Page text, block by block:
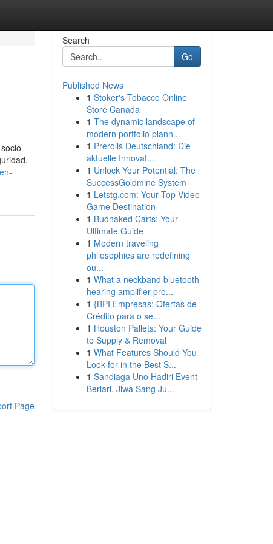
Page
Search
Go
Published News
1 Stoker's Tobacco Online
Store Canada
1 The dynamic landscape of
modern portfolio plann...
1 Prerolls Deutschland: Die
aktuelle Innovat...
1 Unlock Your Potential: The
SuccessGoldmine System
1 Letstg.com: Your Top Video
Game Destination
1 Budnaked Carts: Your
Ultimate Guide
1 Modern traveling
philosophies are redefining
ou...
1 What a neckband bluetooth
hearing amplifier pro...
1 {BPI Empresas: Ofertas de
Crédito para o se...
1 Houston Pallets: Your Guide
to Supply & Removal
1 What Features Should You
Look for in the Best S...
1 Sandiaga Uno Hadiri Event
Berlari, Jiwa Sang Ju...